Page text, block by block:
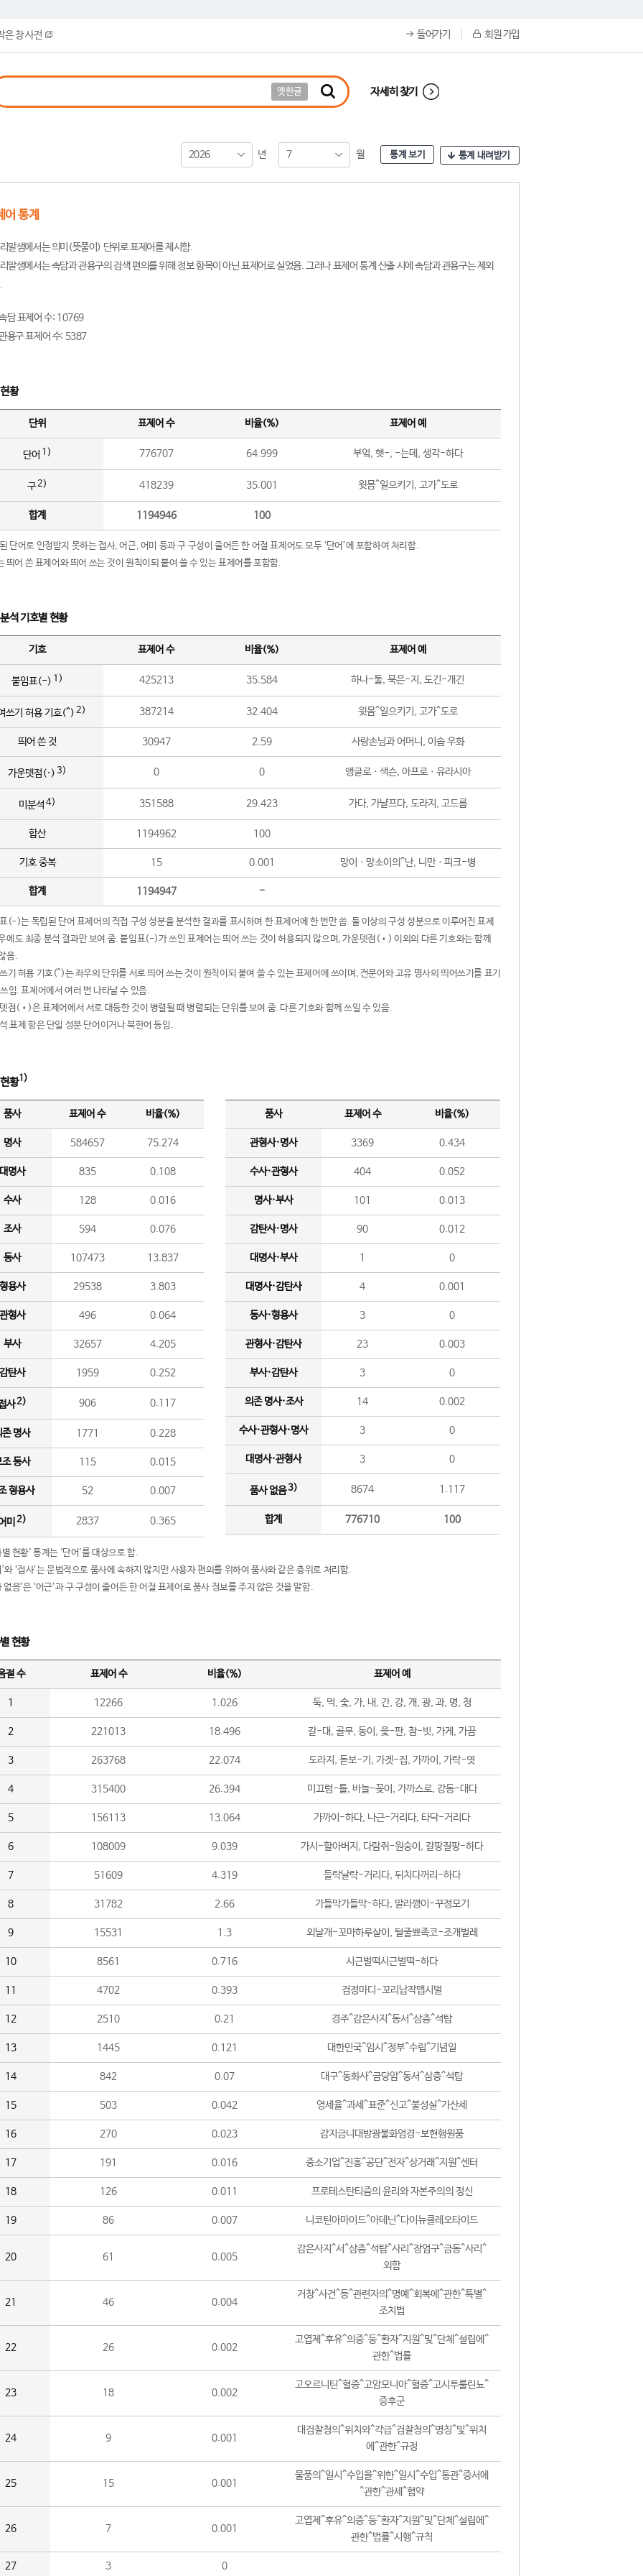
은 창 사전 들어가기 회원 가입
옛한글 자세히 찾기
2026 년 7 월 통계 보기 통계 내려받기
어 통계
말샘에서는 의미(뜻풀이) 단위로 표제어를 제시함.
말샘에서는 속담과 관용구의 검색 편의를 위해 정보 항목이 아닌 표제어로 실었음. 그러나 표제어 통계 산출 시에 속담과 관용구는 제외
담 표제어 수: 10769
용구 표제어 수: 5387
황
단위 표제어 수 비율(%) 표제어 예
단어 1) 776707 64.999 부엌, 햇-, -는데, 생각-하다
구2) 418239 35.001 윗몸^일으키기, 고가^도로
합계 1194946 100
단어로 인정받지 못하는 접사, 어근, 어미 등과 구 구성이 줄어든 한 어절 표제어도 모두 ‘단어’에 포함하여 처리함.
띄어 쓴 표제어와 띄어 쓰는 것이 원칙이되 붙여 쓸 수 있는 표제어를 포함함.
석 기호별 현황
기호 표제어 수 비율(%) 표제어 예
붙임표(-) 1) 425213 35.584 하나-둘, 묵은-지, 도긴-개긴
쓰기 허용 기호(^) 2) 387214 32.404 윗몸^일으키기, 고가^도로
띄어 쓴 것 30947 2.59 사랑손님과 어머니, 이솝 우화
가운뎃점(·) 3) 0 0 앵글로ㆍ색슨, 아프로ㆍ유라시아
미분석 4) 351588 29.423 가다, 가냘프다, 도라지, 고드름
합산 1194962 100
기호 중복 15 0.001 망이ㆍ망소이의^난, 니만ㆍ피크-병
합계 1194947 -
(-)는 독립된 단어 표제어의 직접 구성 성분을 분석한 결과를 표시하며 한 표제어에 한 번만 씀. 둘 이상의 구성 성분으로 이루어진 표제
에도 최종 분석 결과만 보여 줌. 붙임표(-)가 쓰인 표제어는 띄어 쓰는 것이 허용되지 않으며, 가운뎃점(•) 이외의 다른 기호와는 함께
음.
기 허용 기호(^)는 좌우의 단위를 서로 띄어 쓰는 것이 원칙이되 붙여 쓸 수 있는 표제어에 쓰이며, 전문어와 고유 명사의 띄어쓰기를 표기
임. 표제어에서 여러 번 나타날 수 있음.
점(•)은 표제어에서 서로 대등한 것이 병렬될 때 병렬되는 단위를 보여 줌. 다른 기호와 함께 쓰일 수 있음.
표제 항은 단일 성분 단어이거나 북한어 등임.
황1)
품사 표제어 수 비율(%)
명사 584657 75.274
명사 835 0.108
수사 128 0.016
조사 594 0.076
동사 107473 13.837
용사 29538 3.803
형사 496 0.064
부사 32657 4.205
탄사 1959 0.252
사2) 906 0.117
존 명사 1771 0.228
조 동사 115 0.015
형용사 52 0.007
미 2) 2837 0.365
품사 표제어 수 비율(%)
관형사·명사 3369 0.434
수사·관형사 404 0.052
명사·부사 101 0.013
감탄사·명사 90 0.012
대명사·부사 1 0
대명사·감탄사 4 0.001
동사·형용사 3 0
관형사·감탄사 23 0.003
부사·감탄사 3 0
의존 명사·조사 14 0.002
수사·관형사·명사 3 0
대명사·관형사 3 0
품사 없음3) 8674 1.117
합계 776710 100
현황' 통계는 '단어'를 대상으로 함.
와 ‘접사’는 문법적으로 품사에 속하지 않지만 사용자 편의를 위하여 품사와 같은 층위로 처리함.
없음’은 ‘어근’과 구 구성이 줄어든 한 어절 표제어로 품사 정보를 주지 않은 것을 말함.
현황
절 수 표제어 수 비율(%) 표제어 예
1 12266 1.026 둑, 먹, 숯, 가, 내, 간, 강, 개, 광, 과, 명, 청
2 221013 18.496 갈-대, 골무, 동이, 윷-판, 참-빗, 가게, 가끔
3 263768 22.074 도라지, 돋보-기, 가겟-집, 가까이, 가락-엿
4 315400 26.394 미끄럼-틀, 바늘-꽂이, 가까스로, 강동-대다
5 156113 13.064 가까이-하다, 나근-거리다, 타닥-거리다
6 108009 9.039 가시-할아버지, 다람쥐-원숭이, 갈팡질팡-하다
7 51609 4.319 들락날락-거리다, 뒤치다꺼리-하다
8 31782 2.66 가들막가들막-하다, 말라깽이-꾸정모기
9 15531 1.3 외날개-꼬마하루살이, 털줄뾰족코-조개벌레
10 8561 0.716 시근벌떡시근벌떡-하다
11 4702 0.393 검정마디-꼬리납작맵시벌
12 2510 0.21 경주^감은사지^동서^삼층^석탑
13 1445 0.121 대한민국^임시^정부^수립^기념일
14 842 0.07 대구^동화사^금당암^동서^삼층^석탑
15 503 0.042 영세율^과세^표준^신고^불성실^가산세
16 270 0.023 감지금니대방광불화엄경-보현행원품
17 191 0.016 중소기업^진흥^공단^전자^상거래^지원^센터
18 126 0.011 프로테스탄티즘의 윤리와 자본주의의 정신
19 86 0.007 니코틴아마이드^아데닌^다이뉴클레오타이드
20 61 0.005
감은사지^서^삼층^석탑^사리^장엄구^금동^사리^
외함
21 46 0.004
거창^사건^등^관련자의^명예^회복에^관한^특별^
조치법
22 26 0.002
고엽제^후유^의증^등^환자^지원^및^단체^설립에^
관한^법률
23 18 0.002
고오르니틴^혈증^고암모니아^혈증^고시투룰린뇨^
증후군
24 9 0.001
대검찰청의^위치와^각급^검찰청의^명칭^및^위치
에^관한^규정
25 15 0.001
물품의^일시^수입을^위한^일시^수입^통관^증서에
^관한^관세^협약
26 7 0.001
고엽제^후유^의증^등^환자^지원^및^단체^설립에^
관한^법률^시행^규칙
27 3 0